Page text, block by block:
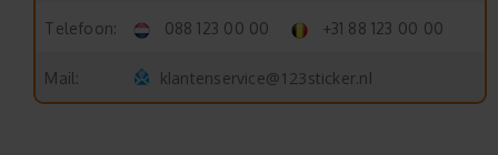
Telefoon: 088 123 00 00 +31 88 123 00 00
Mail: klantenservice@123sticker.nl